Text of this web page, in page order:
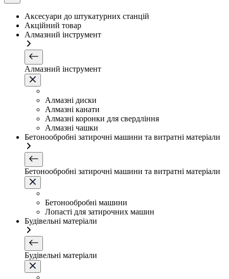
Аксесуари до штукатурних станцій
Акційний товар
Алмазний інструмент
Алмазний інструмент
Алмазні диски
Алмазні канати
Алмазні коронки для свердління
Алмазні чашки
Бетонообробні затирочні машини та витратні матеріали
Бетонообробні затирочні машини та витратні матеріали
Бетонообробні машини
Лопасті для затирочних машин
Будівельні матеріали
Будівельні матеріали